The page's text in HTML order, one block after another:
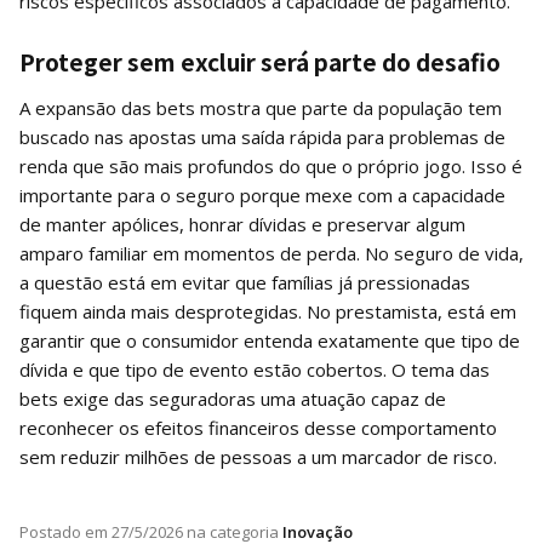
Proteger sem excluir será parte do desafio
A expansão das bets mostra que parte da população tem
buscado nas apostas uma saída rápida para problemas de
renda que são mais profundos do que o próprio jogo. Isso é
importante para o seguro porque mexe com a capacidade
de manter apólices, honrar dívidas e preservar algum
amparo familiar em momentos de perda. No seguro de vida,
a questão está em evitar que famílias já pressionadas
fiquem ainda mais desprotegidas. No prestamista, está em
garantir que o consumidor entenda exatamente que tipo de
dívida e que tipo de evento estão cobertos. O tema das
bets exige das seguradoras uma atuação capaz de
reconhecer os efeitos financeiros desse comportamento
sem reduzir milhões de pessoas a um marcador de risco.
Postado em 27/5/2026 na categoria Inovação